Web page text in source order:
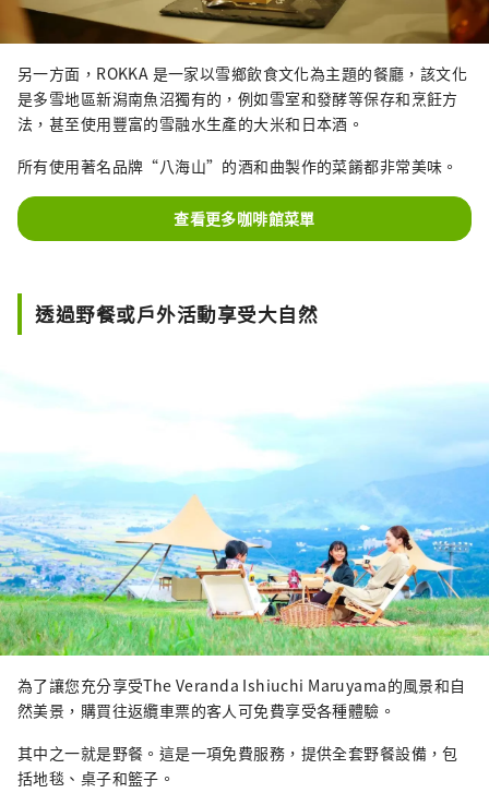
另一方面，ROKKA 是一家以雪鄉飲食文化為主題的餐廳，該文化
是多雪地區新潟南魚沼獨有的，例如雪室和發酵等保存和烹飪方
法，甚至使用豐富的雪融水生產的大米和日本酒。
所有使用著名品牌“八海山”的酒和曲製作的菜餚都非常美味。
查看更多咖啡館菜單
透過野餐或戶外活動享受大自然
為了讓您充分享受The Veranda Ishiuchi Maruyama的風景和自
然美景，購買往返纜車票的客人可免費享受各種體驗。
其中之一就是野餐。這是一項免費服務，提供全套野餐設備，包
括地毯、桌子和籃子。